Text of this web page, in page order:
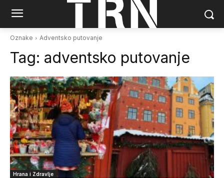
Oznake Adventsko putovanje
Tag: adventsko putovanje
Hrana i Zdravlje